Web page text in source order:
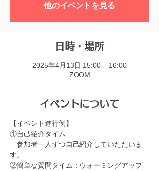
他のイベントを見る
日時・場所
2025年4月13日 15:00 – 16:00
ZOOM
イベントについて
【イベント進行例】
①自己紹介タイム
参加者一人ずつ自己紹介していただいま
す。
②簡単な質問タイム：ウォーミングアップ